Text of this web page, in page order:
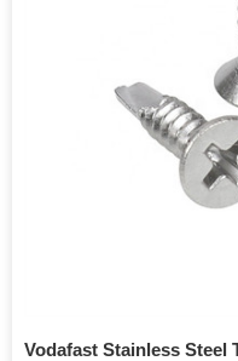
Vodafast Stainless Steel